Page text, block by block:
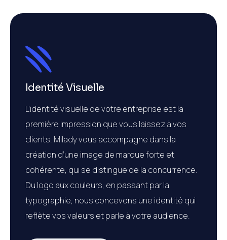
Identité Visuelle
L’identité visuelle de votre entreprise est la
première impression que vous laissez à vos
clients. Milady vous accompagne dans la
création d’une image de marque forte et
cohérente, qui se distingue de la concurrence.
Du logo aux couleurs, en passant par la
typographie, nous concevons une identité qui
reflète vos valeurs et parle à votre audience.